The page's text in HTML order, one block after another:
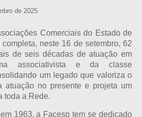
de 2025
Comerciais do Estado de
neste 16 de setembro, 62
de seis décadas de atuação em
associativista e da classe
um legado que valoriza o
atuação no presente e projeta um
toda a Rede.
1963, a Facesp tem se dedicado